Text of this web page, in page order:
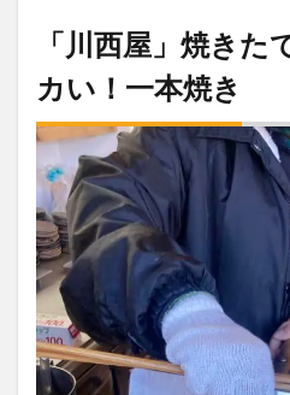
「川西屋」焼き
カい！一本焼き